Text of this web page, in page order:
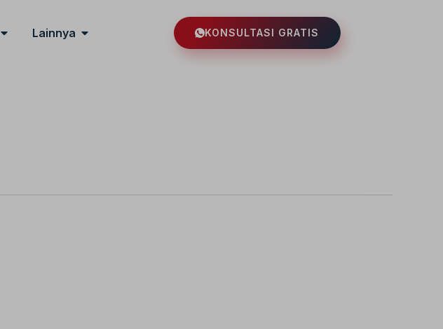
Open Perizinan
Lainnya Open Lainnya KONSULTASI GRATIS